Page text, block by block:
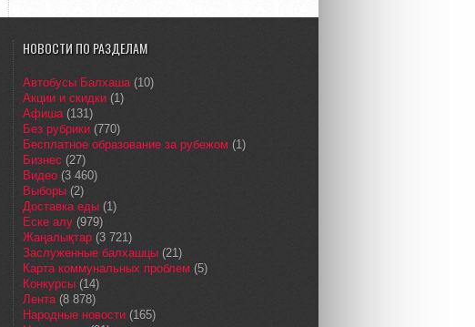
НОВОСТИ ПО РАЗДЕЛАМ
Автобусы Балхаша(10)
Акции и скидки (1)
Афиша(131)
Без рубрики (770)
Бесплатное образование за рубежом (1)
Бизнес (27)
Видео (3 460)
Выборы (2)
Доставка еды (1)
Еске алу (979)
Жаңалықтар (3 721)
Заслуженные балхашцы (21)
Карта коммунальных проблем (5)
Конкурсы (14)
Лента(8 878)
Народные новости (165)